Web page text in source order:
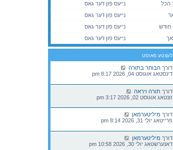
נייעס פון דער גאס
נייעס פון דער גאס
נייעס פון דער גאס
נייעס פון דער גאס
לעצטע פאוסט
דורך הבוחר בתורה
דינסטאג אוגוסט 04, 2026 8:17 pm
דורך תורה ויראה
זונטאג אוגוסט 02, 2026 3:17 pm
דורך מיליטערמאן
פרייטאג יולי 31, 2026 8:14 pm
דורך מיליטערמאן
דאנערשטאג יולי 30, 2026 10:58 pm